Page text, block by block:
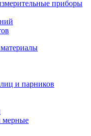
приборы
и парников
мерные